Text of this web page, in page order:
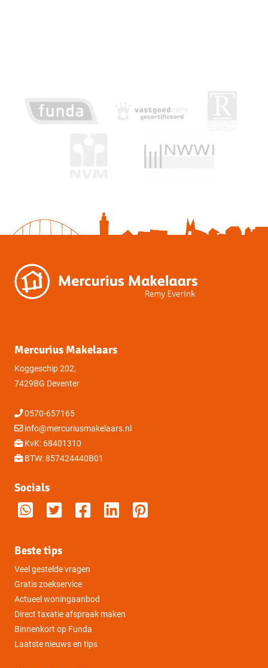
Mercurius Makelaars
Koggeschip 202,
7429BG Deventer
0570-657165
info@mercuriusmakelaars.nl
KvK: 68401310
BTW: 857424440B01
Socials
Beste tips
Veel gestelde vragen
Gratis zoekservice
Actueel woningaanbod
Direct taxatie afspraak maken
Binnenkort op Funda
Laatste nieuws en tips